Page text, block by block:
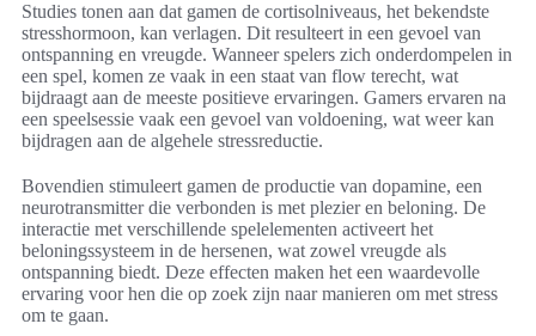
Studies tonen aan dat gamen de cortisolniveaus, het bekendste
stresshormoon, kan verlagen. Dit resulteert in een gevoel van
ontspanning en vreugde. Wanneer spelers zich onderdompelen in
een spel, komen ze vaak in een staat van flow terecht, wat
bijdraagt aan de meeste positieve ervaringen. Gamers ervaren na
een speelsessie vaak een gevoel van voldoening, wat weer kan
bijdragen aan de algehele stressreductie.
Bovendien stimuleert gamen de productie van dopamine, een
neurotransmitter die verbonden is met plezier en beloning. De
interactie met verschillende spelelementen activeert het
beloningssysteem in de hersenen, wat zowel vreugde als
ontspanning biedt. Deze effecten maken het een waardevolle
ervaring voor hen die op zoek zijn naar manieren om met stress
om te gaan.